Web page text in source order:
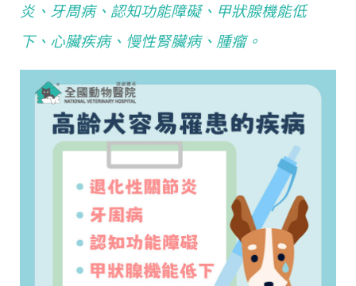
炎、牙周病、認知功能障礙、甲狀腺機能低
下、心臟疾病、慢性腎臟病、腫瘤。